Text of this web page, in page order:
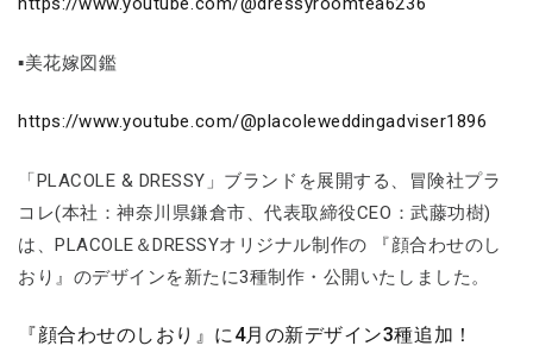
▪美花嫁図鑑
https://www.youtube.com/@placoleweddingadviser1896
「PLACOLE & DRESSY」ブランドを展開する、冒険社プラ
コレ(本社：神奈川県鎌倉市、代表取締役CEO：武藤功樹)
は、PLACOLE＆DRESSYオリジナル制作の 『顔合わせのし
おり』のデザインを新たに3種制作・公開いたしました。
『顔合わせのしおり』に4月の新デザイン3種追加！